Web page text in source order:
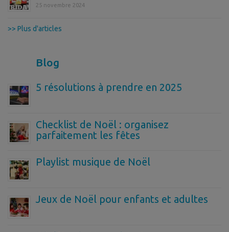
25 novembre 2024
>> Plus d'articles
Blog
5 résolutions à prendre en 2025
Checklist de Noël : organisez
parfaitement les fêtes
Playlist musique de Noël
Jeux de Noël pour enfants et adultes